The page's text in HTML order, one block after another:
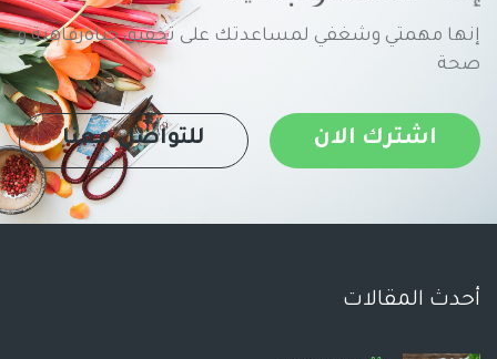
إنها مهمتي وشغفي لمساعدتك على تحقيق حياةرفاهية و
صحة
اشترك الان للتواصل معنا
أحدث المقالات